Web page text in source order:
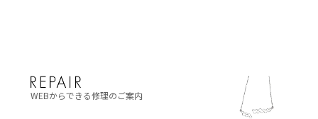
WEBからできる修理のご案内